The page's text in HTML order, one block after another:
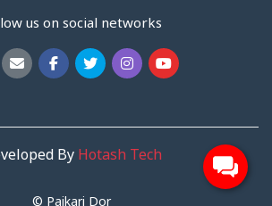
us on social networks
By Hotash Tech